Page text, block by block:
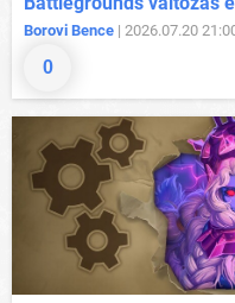
0
Borovi Bence | 2026.07.20